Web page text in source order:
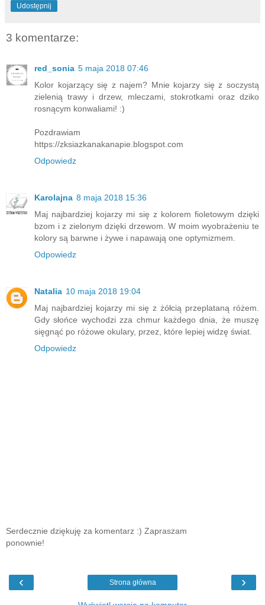
Udostępnij
3 komentarze:
red_sonia 5 maja 2018 07:46
Kolor kojarzący się z najem? Mnie kojarzy się z soczystą
zielenią trawy i drzew, mleczami, stokrotkami oraz dziko
rosnącym konwaliami! :)
Pozdrawiam
https://zksiazkanakanapie.blogspot.com
Odpowiedz
Karolajna 8 maja 2018 15:36
Maj najbardziej kojarzy mi się z kolorem fioletowym dzięki
bzom i z zielonym dzięki drzewom. W moim wyobrażeniu te
kolory są barwne i żywe i napawają one optymizmem.
Odpowiedz
Natalia 10 maja 2018 19:04
Maj najbardziej kojarzy mi się z żółcią przeplataną różem.
Gdy słońce wychodzi zza chmur każdego dnia, że muszę
sięgnąć po różowe okulary, przez, które lepiej widzę świat.
Odpowiedz
Serdecznie dziękuję za komentarz :) Zapraszam
ponownie!
‹ ›
Strona główna